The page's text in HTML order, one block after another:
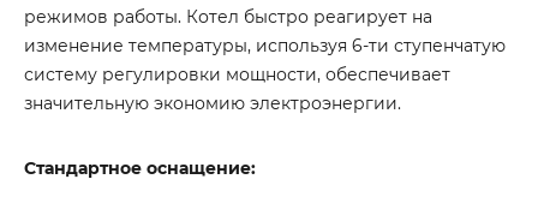
режимов работы. Котел быстро реагирует на
изменение температуры, используя 6-ти ступенчатую
систему регулировки мощности, обеспечивает
значительную экономию электроэнергии.
Стандартное оснащение: